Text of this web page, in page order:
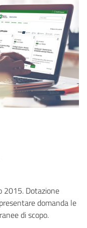
2015. Dotazione
domanda le
di scopo.